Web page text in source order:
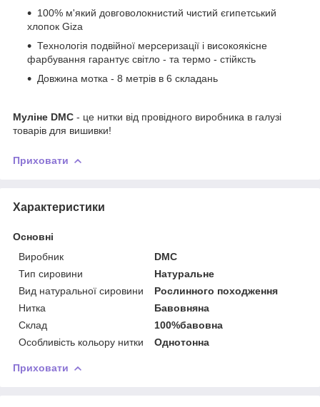
100% м'який довговолокнистий чистий єгипетський
хлопок Giza
Технологія подвійної мерсеризації і високоякісне
фарбування гарантує світло - та термо - стійксть
Довжина мотка - 8 метрів в 6 складань
Муліне DMC - це нитки від провідного виробника в галузі
товарів для вишивки!
Приховати
Характеристики
Основні
Виробник
DMC
Тип сировини
Натуральне
Вид натуральної сировини
Рослинного походження
Нитка
Бавовняна
Склад
100%бавовна
Особливість кольору нитки
Однотонна
Приховати